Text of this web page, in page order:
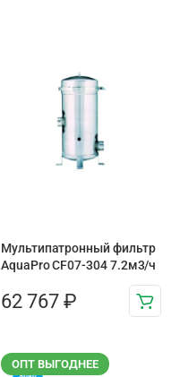
Мультипатронный фильтр
AquaPro CF07-304 7.2м3/ч
62 767 ₽
ОПТ ВЫГОДНЕЕ